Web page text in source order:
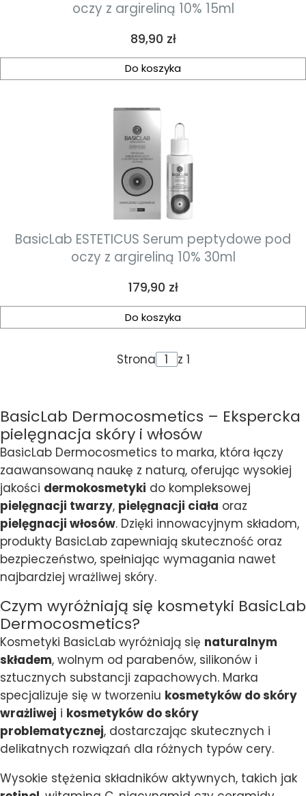
oczy z argireliną 10% 15ml
Cena
89,90 zł
Do koszyka
BasicLab ESTETICUS Serum peptydowe pod
oczy z argireliną 10% 30ml
Cena
179,90 zł
Do koszyka
Strona z 1
BasicLab Dermocosmetics – Ekspercka
pielęgnacja skóry i włosów
BasicLab Dermocosmetics to marka, która łączy
zaawansowaną naukę z naturą, oferując wysokiej
jakości dermokosmetyki do kompleksowej
pielęgnacji twarzy, pielęgnacji ciała oraz
pielęgnacji włosów. Dzięki innowacyjnym składom,
produkty BasicLab zapewniają skuteczność oraz
bezpieczeństwo, spełniając wymagania nawet
najbardziej wrażliwej skóry.
Czym wyróżniają się kosmetyki BasicLab
Dermocosmetics?
Kosmetyki BasicLab wyróżniają się naturalnym
składem, wolnym od parabenów, silikonów i
sztucznych substancji zapachowych. Marka
specjalizuje się w tworzeniu kosmetyków do skóry
wrażliwej i kosmetyków do skóry
problematycznej, dostarczając skutecznych i
delikatnych rozwiązań dla różnych typów cery.
Wysokie stężenia składników aktywnych, takich jak